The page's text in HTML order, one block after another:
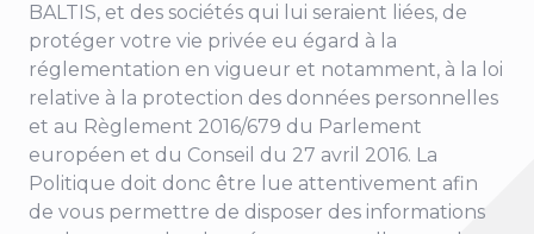
BALTIS, et des sociétés qui lui seraient liées, de
protéger votre vie privée eu égard à la
réglementation en vigueur et notamment, à la loi
relative à la protection des données personnelles
et au Règlement 2016/679 du Parlement
européen et du Conseil du 27 avril 2016. La
Politique doit donc être lue attentivement afin
de vous permettre de disposer des informations